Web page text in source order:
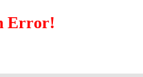
Error!